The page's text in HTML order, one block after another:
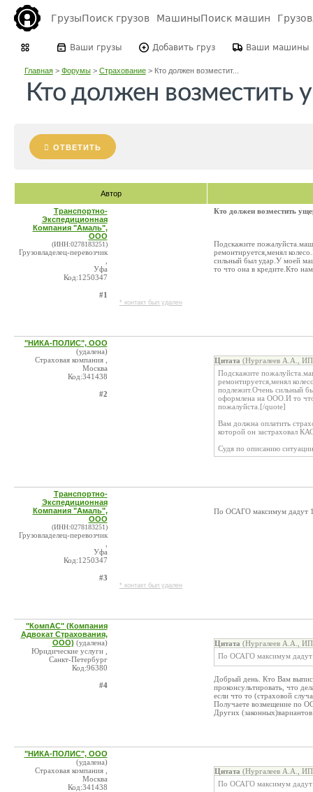
ГрузыПоиск грузов МашиныПоиск машин
Ваши грузы Добавить груз Ваши машины
Главная> Форумы> Страхование> Кто должен возместит...
Кто должен возместить
ОТВЕТИТЬ
Автор
Транспортно-
Экспедиционная
Компания "Амаль",
ООО
(ИНН:0278183251)
Грузовладелец-перевозчик
Уфа
Код:1250347
#1
* контакт был удален
Кто должен возместить
Подскажите
ремонтируется,менял
сильный был удар.У моей
то что она в кредите.Кто
"НИКА-ПОЛИС", ООО
(удалена)
Страховая компания ,
Москва
Код:341438
#2
Цитата (Нургалеев А.А.,
Подскажите
ремонтируется,менял
подлежит.Очень сильный
оформлена на ООО.И то что
пожалуйста.[/quote]
Вам должна оплатить
которой он застраховал
Судя по описанию
Транспортно-
Экспедиционная
Компания "Амаль",
ООО
(ИНН:0278183251)
Грузовладелец-перевозчик
Уфа
Код:1250347
#3
* контакт был удален
По ОСАГО максимум дадут
"КомпАС" (Компания
Адвокат Страхования,
ООО) (удалена)
Юридические услуги ,
Санкт-Петербург
Код:96380
#4
Цитата (Нургалеев А.А.,
По ОСАГО максимум
Добрый день. Кто Вам
проконсультировать, что
если что то (страховой
Получаете возмещение по
Других
"НИКА-ПОЛИС", ООО
(удалена)
Страховая компания ,
Москва
Код:341438
Цитата (Нургалеев А.А.,
По ОСАГО максимум